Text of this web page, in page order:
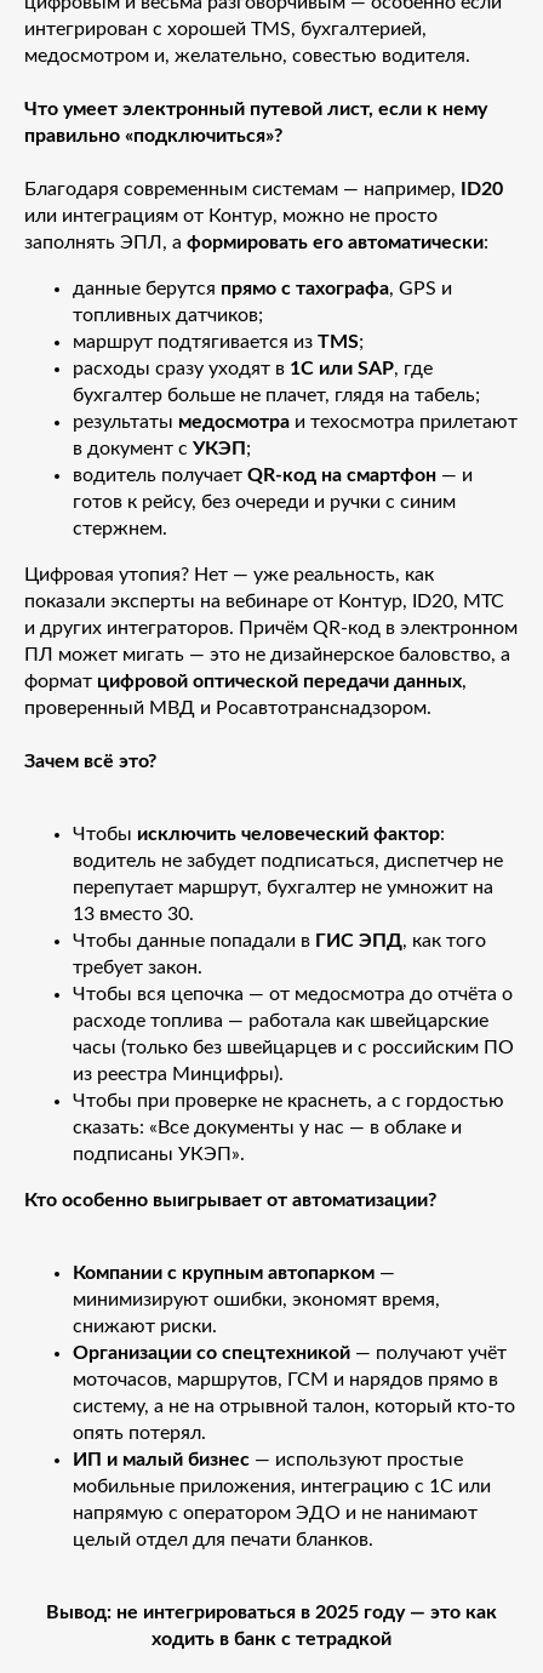
интегрирован с хорошей TMS, бухгалтерией,
медосмотром и, желательно, совестью водителя.
Что умеет электронный путевой лист, если к нему
правильно «подключиться»?
Благодаря современным системам — например,
ID20
или интеграциям от Контур, можно не просто
заполнять ЭПЛ, а формировать его автоматически:
данные берутся прямо с тахографа, GPS и
топливных датчиков;
маршрут подтягивается из TMS;
расходы сразу уходят в 1С или SAP, где
бухгалтер больше не плачет, глядя на табель;
результаты медосмотра и техосмотра прилетают
в документ с УКЭП ;
водитель получает QR-код на смартфон — и
готов к рейсу, без очереди и ручки с синим
стержнем.
Цифровая утопия? Нет — уже реальность, как
показали эксперты на вебинаре от Контур, ID20, МТС
и других интеграторов. Причём QR-код в электронном
ПЛ может мигать — это не дизайнерское баловство, а
формат цифровой оптической передачи данных,
проверенный МВД и Росавтотранснадзором.
Зачем всё это?
Чтобы исключить человеческий фактор:
водитель не забудет подписаться, диспетчер не
перепутает маршрут, бухгалтер не умножит на
13 вместо 30.
Чтобы данные попадали в ГИС ЭПД, как того
требует закон.
Чтобы вся цепочка — от медосмотра до отчёта о
расходе топлива — работала как швейцарские
часы (только без швейцарцев и с российским ПО
из реестра Минцифры).
Чтобы при проверке не краснеть, а с гордостью
сказать: «Все документы у нас — в облаке и
подписаны УКЭП».
Кто особенно выигрывает от автоматизации?
Компании с крупным автопарком —
минимизируют ошибки, экономят время,
снижают риски.
Организации со спецтехникой — получают учёт
моточасов, маршрутов, ГСМ и нарядов прямо в
систему, а не на отрывной талон, который кто-то
опять потерял.
ИП и малый бизнес — используют простые
мобильные приложения, интеграцию с 1С или
напрямую с оператором ЭДО и не нанимают
целый отдел для печати бланков.
Вывод: не интегрироваться в 2025 году — это как
ходить в банк с тетрадкой